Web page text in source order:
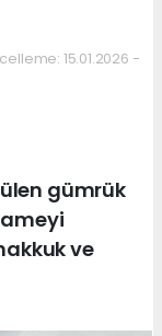
15.01.2026 -
gümrük
ve